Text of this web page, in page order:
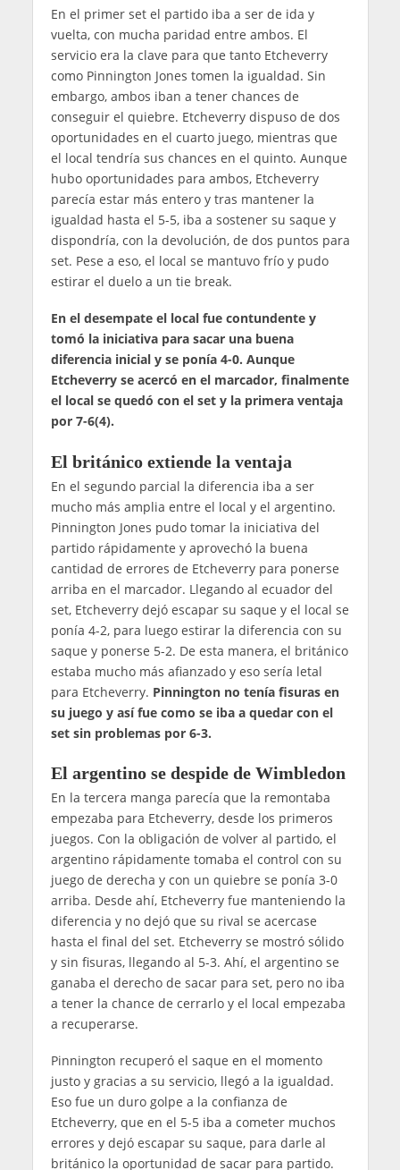
En el primer set el partido iba a ser de ida y
vuelta, con mucha paridad entre ambos. El
servicio era la clave para que tanto Etcheverry
como Pinnington Jones tomen la igualdad. Sin
embargo, ambos iban a tener chances de
conseguir el quiebre. Etcheverry dispuso de dos
oportunidades en el cuarto juego, mientras que
el local tendría sus chances en el quinto. Aunque
hubo oportunidades para ambos, Etcheverry
parecía estar más entero y tras mantener la
igualdad hasta el 5-5, iba a sostener su saque y
dispondría, con la devolución, de dos puntos para
set. Pese a eso, el local se mantuvo frío y pudo
estirar el duelo a un tie break.
En el desempate el local fue contundente y
tomó la iniciativa para sacar una buena
diferencia inicial y se ponía 4-0. Aunque
Etcheverry se acercó en el marcador, finalmente
el local se quedó con el set y la primera ventaja
por 7-6(4).
El británico extiende la ventaja
En el segundo parcial la diferencia iba a ser
mucho más amplia entre el local y el argentino.
Pinnington Jones pudo tomar la iniciativa del
partido rápidamente y aprovechó la buena
cantidad de errores de Etcheverry para ponerse
arriba en el marcador. Llegando al ecuador del
set, Etcheverry dejó escapar su saque y el local se
ponía 4-2, para luego estirar la diferencia con su
saque y ponerse 5-2. De esta manera, el británico
estaba mucho más afianzado y eso sería letal
para Etcheverry. Pinnington no tenía fisuras en
su juego y así fue como se iba a quedar con el
set sin problemas por 6-3.
El argentino se despide de Wimbledon
En la tercera manga parecía que la remontaba
empezaba para Etcheverry, desde los primeros
juegos. Con la obligación de volver al partido, el
argentino rápidamente tomaba el control con su
juego de derecha y con un quiebre se ponía 3-0
arriba. Desde ahí, Etcheverry fue manteniendo la
diferencia y no dejó que su rival se acercase
hasta el final del set. Etcheverry se mostró sólido
y sin fisuras, llegando al 5-3. Ahí, el argentino se
ganaba el derecho de sacar para set, pero no iba
a tener la chance de cerrarlo y el local empezaba
a recuperarse.
Pinnington recuperó el saque en el momento
justo y gracias a su servicio, llegó a la igualdad.
Eso fue un duro golpe a la confianza de
Etcheverry, que en el 5-5 iba a cometer muchos
errores y dejó escapar su saque, para darle al
británico la oportunidad de sacar para partido.